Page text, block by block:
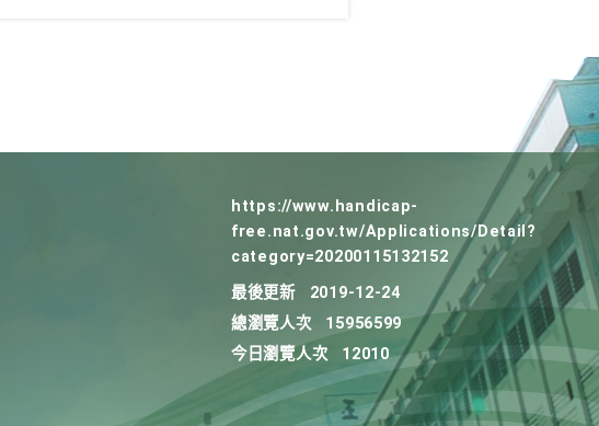
https://www.handicap-
free.nat.gov.tw/Applications/Detail?
category=20200115132152
最後更新
2019-12-24
總瀏覽人次
15956599
今日瀏覽人次
12010